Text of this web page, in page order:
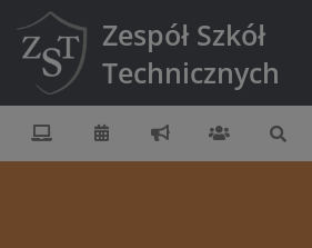
Zespół Szkół
Technicznych